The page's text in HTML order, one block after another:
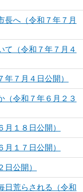
へ（令和７年７月
て（令和７年７月４
７月４日公開）
（令和７年６月２３
１８日公開）
１７日公開）
公開）
日荒らされる（令和